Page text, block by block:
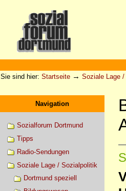
Werkzeuge
Sie sind hier: Startseite → Soziale Lage
Navigation
Sozialforum Dortmund
Tipps
Radio-Sendungen
Soziale Lage / Sozialpolitik
Dortmund speziell